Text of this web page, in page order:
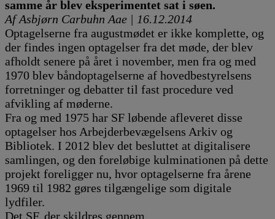
samme år blev eksperimentet sat i søen.
Af Asbjørn Carbuhn Aae | 16.12.2014
Optagelserne fra augustmødet er ikke komplette, og
der findes ingen optagelser fra det møde, der blev
afholdt senere på året i november, men fra og med
1970 blev båndoptagelserne af hovedbestyrelsens
forretninger og debatter til fast procedure ved
afvikling af møderne.
Fra og med 1975 har SF løbende afleveret disse
optagelser hos Arbejderbevægelsens Arkiv og
Bibliotek. I 2012 blev det besluttet at digitalisere
samlingen, og den foreløbige kulminationen på dette
projekt foreligger nu, hvor optagelserne fra årene
1969 til 1982 gøres tilgængelige som digitale
lydfiler.
Det SF, der skildres gennem